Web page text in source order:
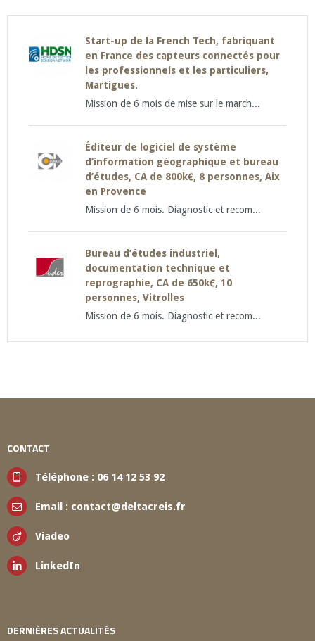
Start-up de la French Tech, fabriquant
en France des capteurs connectés pour
les professionnels et les particuliers,
Martigues.
Mission de 6 mois de mise sur le march...
Éditeur de logiciel de système
d’information géographique et bureau
d’études, CA de 800k€, 8 personnes, Aix
en Provence
Mission de 6 mois. Diagnostic et recom...
Bureau d’études industriel,
documentation technique et
reprographie, CA de 650k€, 10
personnes, Vitrolles
Mission de 6 mois. Diagnostic et recom...
CONTACT
Téléphone : 06 14 12 53 92
Email : contact@deltacreis.fr
Viadeo
LinkedIn
DERNIÈRES ACTUALITÉS